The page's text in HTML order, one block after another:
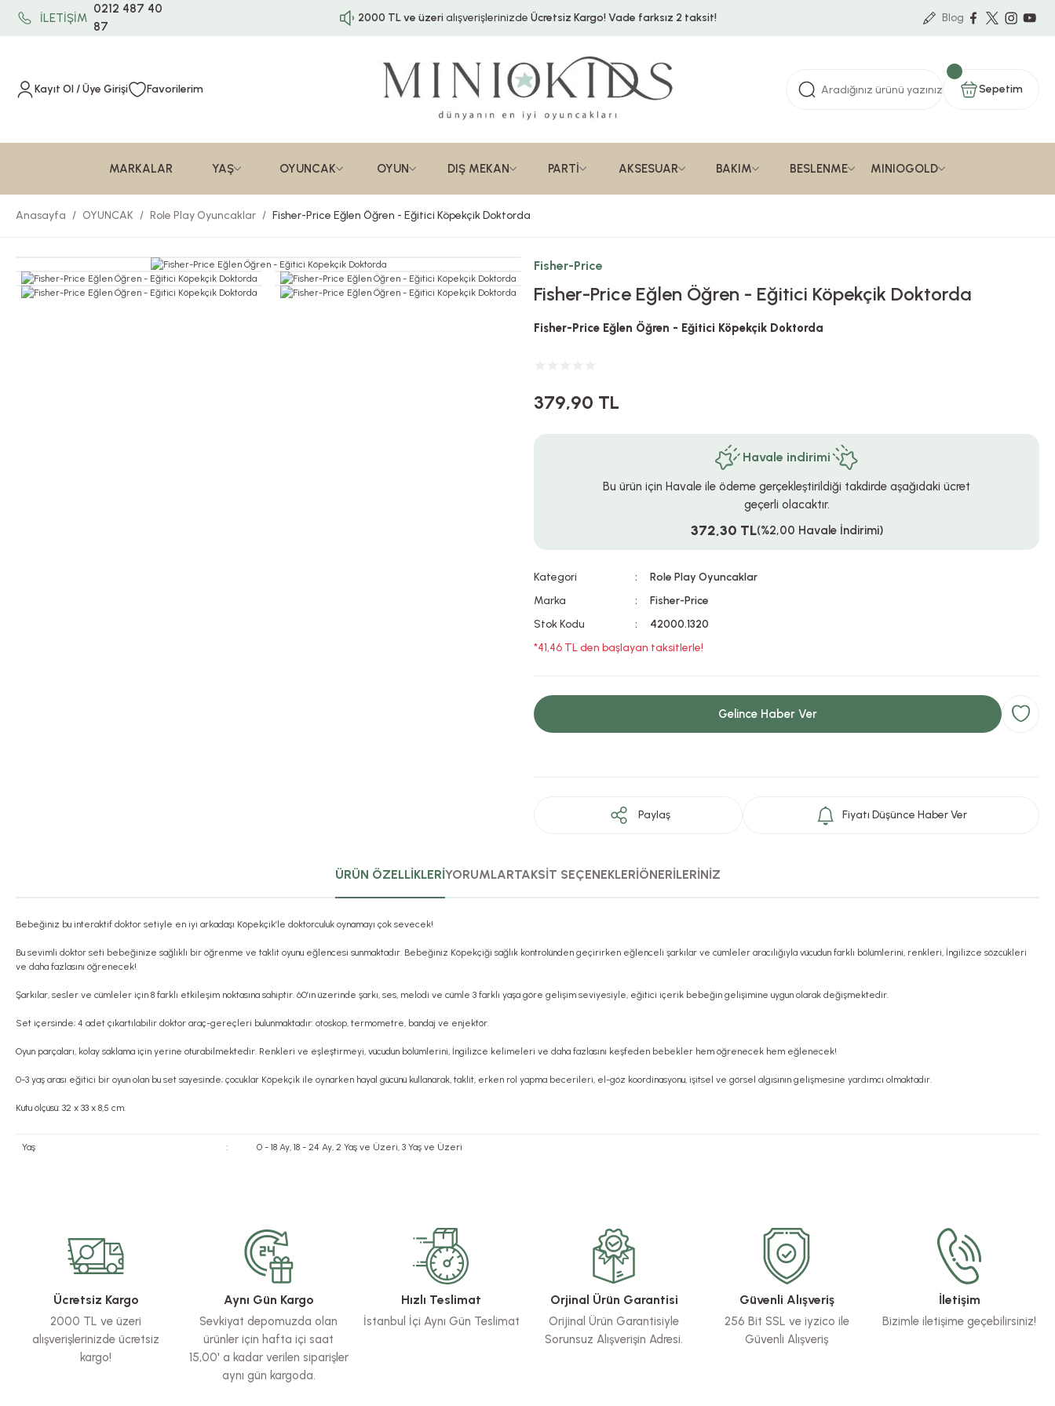
İLETİŞİM
0212 487 40
87
2000 TL ve üzerialışverişlerinizde Ücretsiz Kargo!Vade farksız 2 taksit! Blog
Kayıt Ol / Üye Girişi Favorilerim Sepetim
MARKALAR YAŞ OYUNCAK OYUN DIŞ MEKAN PARTİ AKSESUAR BAKIM BESLENME MINIOGOLD
Anasayfa OYUNCAK Role Play Oyuncaklar Fisher-Price Eğlen Öğren - Eğitici Köpekçik Doktorda
Fisher-Price
Fisher-Price Eğlen Öğren - Eğitici Köpekçik Doktorda
Fisher-Price Eğlen Öğren - Eğitici Köpekçik Doktorda
379,90 TL
Havale indirimi
Bu ürün için Havale ile ödeme gerçekleştirildiği takdirde aşağıdaki ücret
geçerli olacaktır.
372,30 TL(%2,00 Havale İndirimi)
Kategori
Role Play Oyuncaklar
Marka
Fisher-Price
Stok Kodu
42000.1320
*41,46 TL den başlayan taksitlerle!
Gelince Haber Ver
Paylaş Fiyatı Düşünce Haber Ver
ÜRÜN ÖZELLİKLERİYORUMLARTAKSİT SEÇENEKLERİÖNERİLERİNİZ
Bebeğiniz bu interaktif doktor setiyle en iyi arkadaşı Köpekçik’le doktorculuk oynamayı çok sevecek!
Bu sevimli doktor seti bebeğinize sağlıklı bir öğrenme ve taklit oyunu eğlencesi sunmaktadır. Bebeğiniz Köpekçiği sağlık kontrolünden geçirirken eğlenceli şarkılar ve cümleler aracılığıyla vücudun farklı bölümlerini, renkleri, İngilizce sözcükleri
ve daha fazlasını öğrenecek!
Şarkılar, sesler ve cümleler için 8 farklı etkileşim noktasına sahiptir. 60’ın üzerinde şarkı, ses, melodi ve cümle 3 farklı yaşa göre gelişim seviyesiyle, eğitici içerik bebeğin gelişimine uygun olarak değişmektedir.
Set içersinde; 4 adet çıkartılabilir doktor araç-gereçleri bulunmaktadır: otoskop, termometre, bandaj ve enjektör.
Oyun parçaları, kolay saklama için yerine oturabilmektedir. Renkleri ve eşleştirmeyi, vücudun bölümlerini, İngilizce kelimeleri ve daha fazlasını keşfeden bebekler hem öğrenecek hem eğlenecek!
0-3 yaş arası eğitici bir oyun olan bu set sayesinde; çocuklar Köpekçik ile oynarken hayal gücünü kullanarak, taklit, erken rol yapma becerileri, el-göz koordinasyonu, işitsel ve görsel algısının gelişmesine yardımcı olmaktadır.
Kutu ölçüsü: 32 x 33 x 8,5 cm.
Yaş : 0 - 18 Ay, 18 - 24 Ay, 2 Yaş ve Üzeri, 3 Yaş ve Üzeri
Ürün resmi kalitesiz, bozuk veya görüntülenemiyor.
Ürün açıklamasında eksik bilgiler bulunuyor.
Ürün bilgilerinde hatalar bulunuyor.
Ürün fiyatı diğer sitelerden daha pahalı.
Bu ürüne benzer farklı alternatifler olmalı.
Ücretsiz Kargo
2000 TL ve üzeri
alışverişlerinizde ücretsiz
kargo!
Aynı Gün Kargo
Sevkiyat depomuzda olan
ürünler için hafta içi saat
15,00' a kadar verilen siparişler
aynı gün kargoda.
Hızlı Teslimat
İstanbul İçi Aynı Gün Teslimat
Orjinal Ürün Garantisi
Orijinal Ürün Garantisiyle
Sorunsuz Alışverişin Adresi.
Güvenli Alışveriş
256 Bit SSL ve iyzico ile
Güvenli Alışveriş
İletişim
Bizimle iletişime geçebilirsiniz!